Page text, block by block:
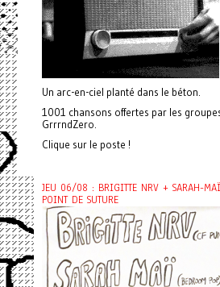
Un arc-en-ciel planté dans le béton.
1001 chansons offertes par les
GrrrndZero.
Clique sur le poste !
JEU 06/08 : BRIGITTE NRV + SARAH-
POINT DE SUTURE